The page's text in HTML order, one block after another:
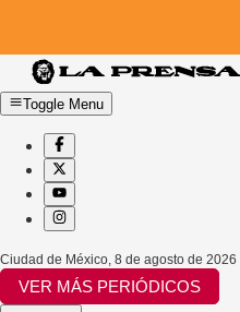
Toggle Menu
Ciudad de México 8 de agosto de 2026
VER MÁS PERIÓDICOS